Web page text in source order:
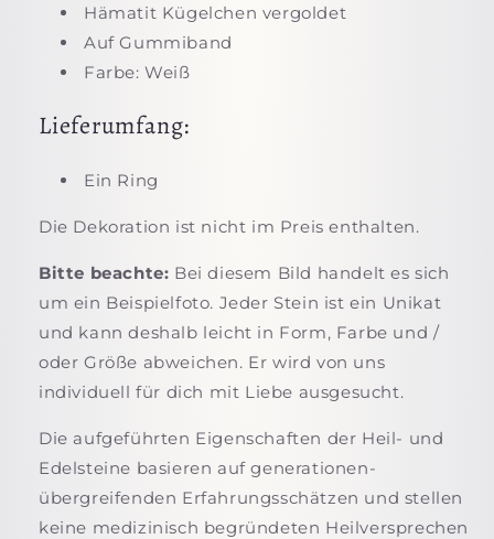
Hämatit Kügelchen vergoldet
Auf Gummiband
Farbe: Weiß
Lieferumfang:
Ein Ring
Die Dekoration ist nicht im Preis enthalten.
Bitte beachte: Bei diesem Bild handelt es sich
um ein Beispielfoto. Jeder Stein ist ein Unikat
und kann deshalb leicht in Form, Farbe und /
oder Größe abweichen. Er wird von uns
individuell für dich mit Liebe ausgesucht.
Die aufgeführten Eigenschaften der Heil- und
Edelsteine basieren auf generationen-
übergreifenden Erfahrungsschätzen und stellen
keine medizinisch begründeten Heilversprechen